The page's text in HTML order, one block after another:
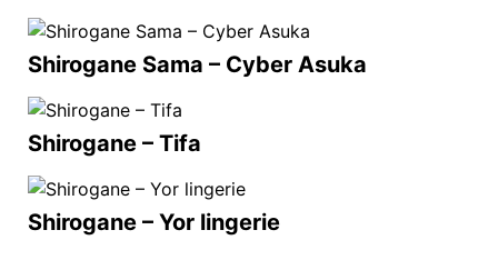
Shirogane Sama – Cyber Asuka
Shirogane – Tifa
Shirogane – Yor lingerie